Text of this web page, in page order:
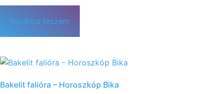
Kosárba teszem
Bakelit falióra – Horoszkóp Bika